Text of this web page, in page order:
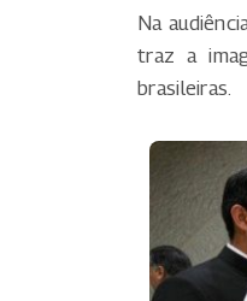
Na
traz a
brasileiras.